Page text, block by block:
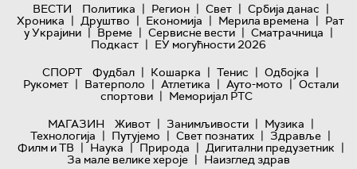
ВЕСТИ Политика | Регион | Свет | Србија данас |
Хроника | Друштво | Економија | Мерила времена | Рат
у Украјини | Време | Сервисне вести | Сматрачница |
Подкаст | ЕУ могућности 2026
СПОРТ
Фудбал | Кошарка | Тенис | Одбојка |
Рукомет | Ватерполо | Атлетика | Ауто-мото | Остали
спортови | Меморијал РТС
МАГАЗИН
Живот | Занимљивости | Музика |
Технологијa | Путујемо | Свет познатих | Здравље |
Филм и ТВ | Наука | Природа | Дигитални предузетник |
За мале велике хероје | Наизглед здрав